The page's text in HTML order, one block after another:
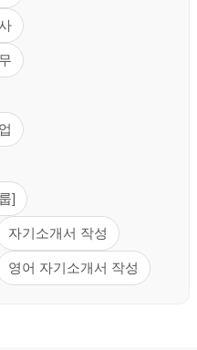
]
자기소개서 작성
영어 자기소개서 작성